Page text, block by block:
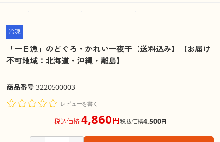
冷凍
「一日漁」のどぐろ・かれい一夜干【送料込み】【お届け
不可地域：北海道・沖縄・離島】
商品番号 3220500003
レビューを書く
税込価格4,860円税抜価格4,500円